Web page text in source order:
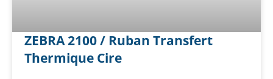
ZEBRA 2100 / Ruban Transfert
Thermique Cire